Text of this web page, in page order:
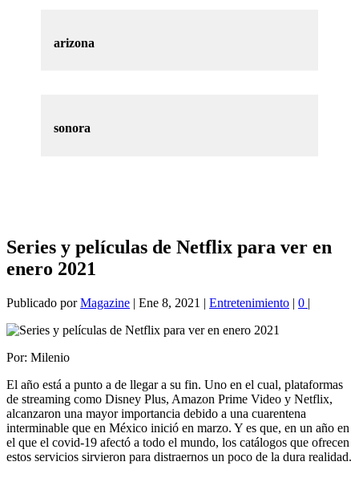
arizona
sonora
Series y películas de Netflix para ver en
enero 2021
Publicado porMagazine | Ene 8, 2021 | Entretenimiento | 0 |
Por: Milenio
El año está a punto a de llegar a su fin. Uno en el cual, plataformas
de streaming como Disney Plus, Amazon Prime Video y Netflix,
alcanzaron una mayor importancia debido a una cuarentena
interminable que en México inició en marzo. Y es que, en un año en
el que el covid-19 afectó a todo el mundo, los catálogos que ofrecen
estos servicios sirvieron para distraernos un poco de la dura realidad.